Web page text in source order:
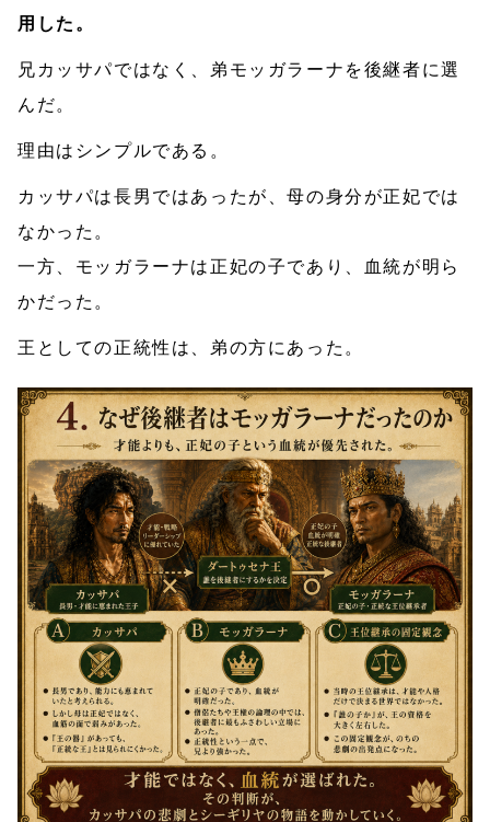
用した。
兄カッサパではなく、弟モッガラーナを後継者に選
んだ。
理由はシンプルである。
カッサパは長男ではあったが、母の身分が正妃では
なかった。
一方、モッガラーナは正妃の子であり、血統が明ら
かだった。
王としての正統性は、弟の方にあった。